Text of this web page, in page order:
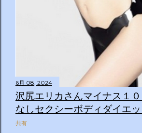
6月 08, 2024
沢尻エリカさんマイナス１
なしセクシーボディダイエ
共有